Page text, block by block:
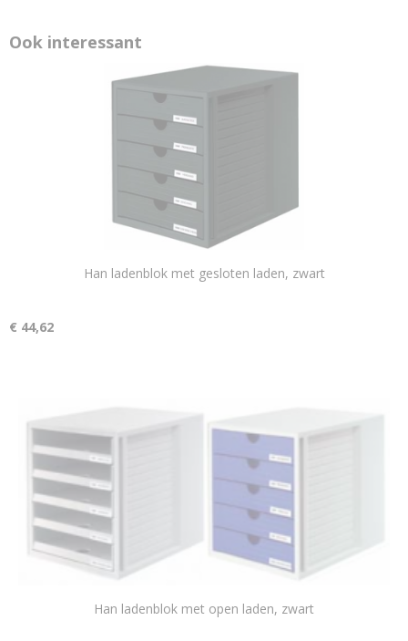
Ook interessant
Han ladenblok met gesloten laden, zwart
€ 44,62
Han ladenblok met open laden, zwart